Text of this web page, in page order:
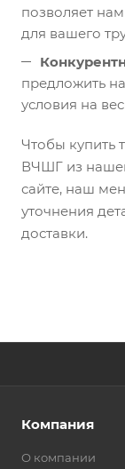
позволяет
для вашего
предложить
условия на
Чтобы купить
ВЧШГ из
сайте, наш
уточнения
доставки.
Компания
О компании